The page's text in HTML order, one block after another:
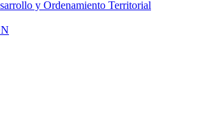
y Ordenamiento Territorial